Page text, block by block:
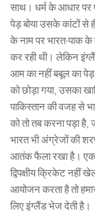
साथ। धर्म के आधार पर
पेड़ बोया उसके कांटों से
के नाम पर भारत-पाक
कर रही थी। लेकिन
आम का नहीं बबूल का पेड़
को छोड़ा गया, उसका
पाकिस्तान की वजह से
को तो तब करना पड़ा
भारत भी अंग्रेजों की
आतंक फैला रखा है। एक
द्विपक्षीय क्रिकेट नहीं
आयोजन करता है तो
लिए इंग्लैंड भेज देती है।